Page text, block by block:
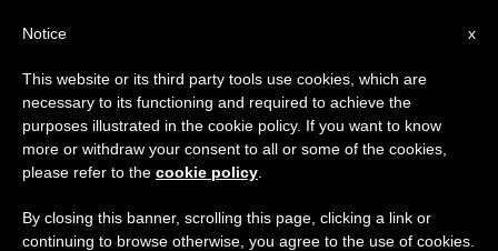
Discurso de Benedicto XVI en el
monumento a las víctimas del
nazismo en Roma
×
Aviso importante
Del 27 de julio al 7 de agosto haremos la pausa
anual, aprovechando que en el periodo de verano
se generan menos informaciones y también el
x
Notice
This website or its third party tools use cookies, which are
necessary to its functioning and required to achieve the
purposes illustrated in the cookie policy. If you want to know
more or withdraw your consent to all or some of the cookies,
please refer to the cookie policy
By closing this banner, scrolling this page, clicking a link or
continuing to browse otherwise, you agree to the use of cookies.